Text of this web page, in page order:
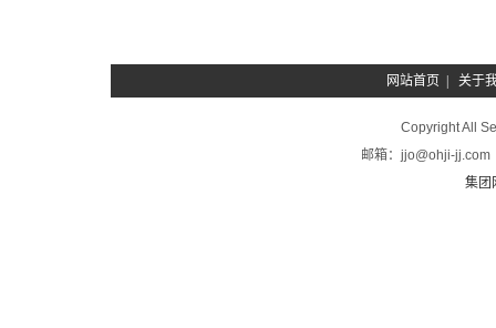
网站首页| 关于
Copyright All
邮箱：jjo@ohji-jj.com
集团